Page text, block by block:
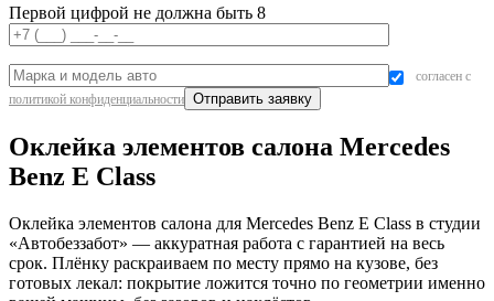
Первой цифрой не должна быть 8
согласен с
политикой конфиденциальности
Оклейка элементов салона Mercedes
Benz E Class
Оклейка элементов салона для Mercedes Benz E Class в студии
«Автобеззабот» — аккуратная работа с гарантией на весь
срок. Плёнку раскраиваем по месту прямо на кузове, без
готовых лекал: покрытие ложится точно по геометрии именно